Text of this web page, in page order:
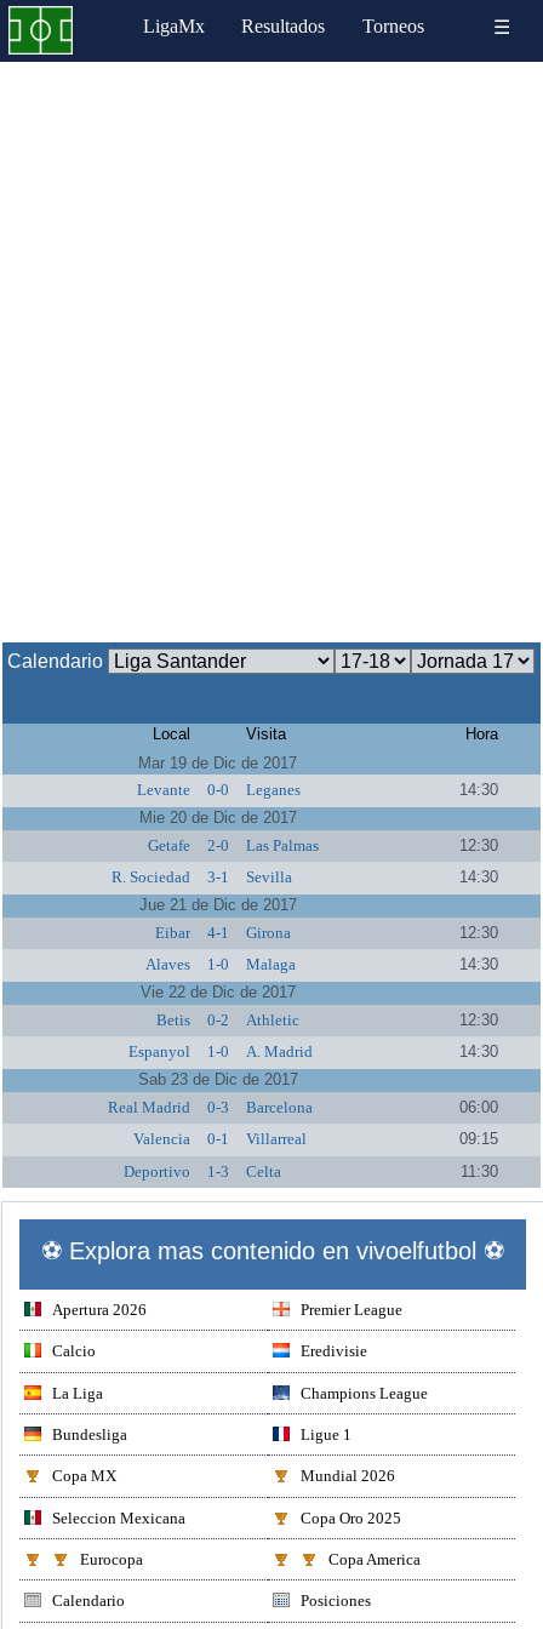
LigaMx Resultados Torneos ☰
Calendario
Local Visita
Hora
Mar 19 de Dic de 2017
Levante
0-0 Leganes
14:30
Mie 20 de Dic de 2017
Getafe
2-0 Las Palmas
12:30
R. Sociedad
3-1 Sevilla
14:30
Jue 21 de Dic de 2017
Eibar
4-1 Girona
12:30
Alaves
1-0 Malaga
14:30
Vie 22 de Dic de 2017
Betis
0-2 Athletic
12:30
Espanyol
1-0 A. Madrid
14:30
Sab 23 de Dic de 2017
Real Madrid
0-3 Barcelona
06:00
Valencia
0-1 Villarreal
09:15
Deportivo
1-3 Celta 11:30
⚽ Explora mas contenido en vivoelfutbol ⚽
Apertura 2026 Premier League
Calcio Eredivisie
La Liga Champions League
Bundesliga Ligue 1
Copa MX Mundial 2026
Seleccion Mexicana Copa Oro 2025
Eurocopa Copa America
Calendario Posiciones